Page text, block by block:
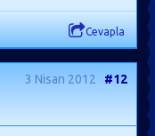
Cevapla
3 Nisan 2012 #12